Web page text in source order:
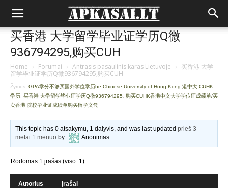
买香港 大学留学毕业证学历Q微
936794295,购买CUH
Home › Forumai › Antrasis pasaulinis karas Lietuvoje › 买香港 大学
留学毕业证学历Q微936794295,购买CUH
Žymos: GPA学分不够买国外学位学历he Chinese University of Hong Kong 港中大 CUHK
学历 买香港 大学留学毕业证学历Q微936794295
购买CUHK香港中文大学学位证成绩单/买
卖香港 院校毕业证成绩单购买留学文凭
This topic has 0 atsakymų, 1 dalyvis, and was last updatedprieš 3
metai 1 mėnuo by Anonimas.
Rodomas 1 įrašas (viso: 1)
Autorius Įrašai